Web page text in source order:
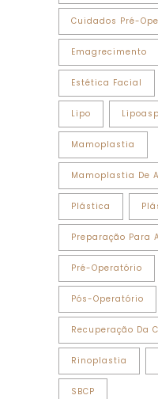
Cuidados Pré-
Emagrecimento
Estética Facial
Lipo
Mamoplastia
Mamoplastia De
Plástica
Preparação Para
Pré-Operatório
Pós-Operatório
Recuperação Da
Rinoplastia
SBCP